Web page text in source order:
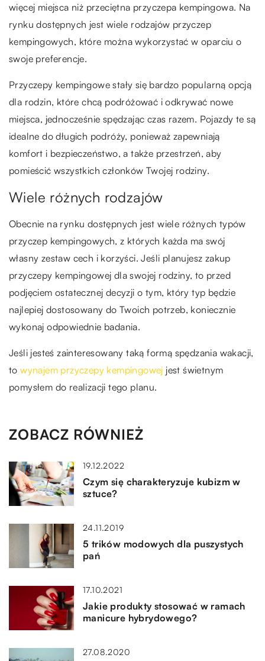
więcej miejsca niż przeciętna przyczepa kempingowa. Na
rynku dostępnych jest wiele rodzajów przyczep
kempingowych, które można wykorzystać w oparciu o
swoje preferencje.
Przyczepy kempingowe stały się bardzo popularną opcją
dla rodzin, które chcą podróżować i odkrywać nowe
miejsca, jednocześnie spędzając czas razem. Pojazdy te są
idealne do długich podróży, ponieważ zapewniają
komfort i bezpieczeństwo, a także przestrzeń, aby
pomieścić wszystkich członków Twojej rodziny.
Wiele różnych rodzajów
Obecnie na rynku dostępnych jest wiele różnych typów
przyczep kempingowych, z których każda ma swój
własny zestaw cech i korzyści. Jeśli planujesz zakup
przyczepy kempingowej dla swojej rodziny, to przed
podjęciem ostatecznej decyzji o tym, który typ będzie
najlepiej dostosowany do Twoich potrzeb, koniecznie
wykonaj odpowiednie badania.
Jeśli jesteś zainteresowany taką formą spędzania wakacji,
towynajem przyczepy kempingowej jest świetnym
pomysłem do realizacji tego planu.
ZOBACZ RÓWNIEŻ
19.12.2022
Czym się charakteryzuje kubizm w
sztuce?
24.11.2019
5 trików modowych dla puszystych
pań
17.10.2021
Jakie produkty stosować w ramach
manicure hybrydowego?
27.08.2020